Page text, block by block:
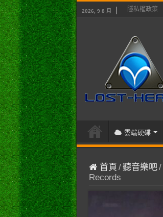
2026, 9 8 月 隱私權政策
雲端硬碟
首頁 /聽音樂吧/
Records